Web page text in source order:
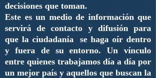
decisiones que toman.
Este es un medio de información que
servirá de contacto y difusión para
que la ciudadanía se haga oír dentro
y fuera de su entorno. Un vínculo
entre quienes trabajamos día a día por
un mejor país y aquellos que buscan la